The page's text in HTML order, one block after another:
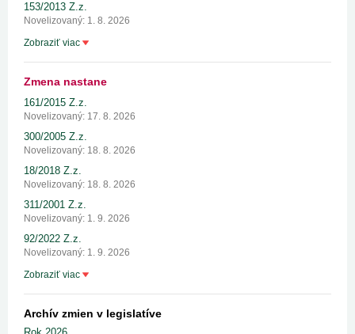
153/2013 Z.z.
Novelizovaný: 1. 8. 2026
Zobraziť viac
Zmena nastane
161/2015 Z.z.
Novelizovaný: 17. 8. 2026
300/2005 Z.z.
Novelizovaný: 18. 8. 2026
18/2018 Z.z.
Novelizovaný: 18. 8. 2026
311/2001 Z.z.
Novelizovaný: 1. 9. 2026
92/2022 Z.z.
Novelizovaný: 1. 9. 2026
Zobraziť viac
Archív zmien v legislatíve